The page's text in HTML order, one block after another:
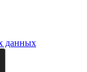
данных